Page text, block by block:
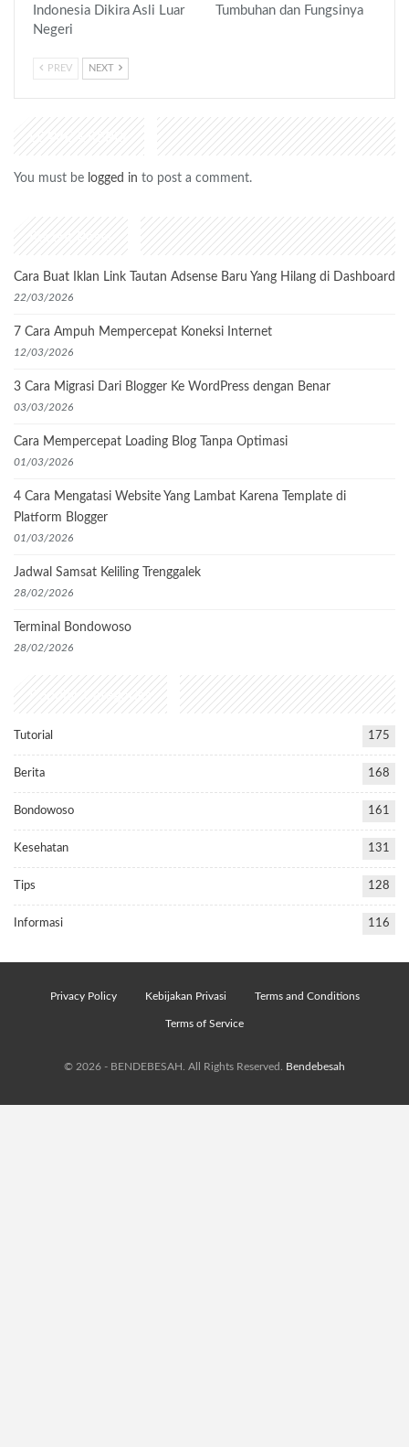
Indonesia Dikira Asli Luar
Negeri
Tumbuhan dan Fungsinya
PREV NEXT
LEAVE A REPLY
You must be logged in to post a comment.
Recent Posts
Cara Buat Iklan Link Tautan Adsense Baru Yang Hilang di Dashboard
22/03/2026
7 Cara Ampuh Mempercepat Koneksi Internet
12/03/2026
3 Cara Migrasi Dari Blogger Ke WordPress dengan Benar
03/03/2026
Cara Mempercepat Loading Blog Tanpa Optimasi
01/03/2026
4 Cara Mengatasi Website Yang Lambat Karena Template di
Platform Blogger
01/03/2026
Jadwal Samsat Keliling Trenggalek
28/02/2026
Terminal Bondowoso
28/02/2026
Popular Categories
Tutorial 175
Berita 168
Bondowoso 161
Kesehatan 131
Tips 128
Informasi 116
Privacy Policy Kebijakan Privasi Terms and Conditions
Terms of Service
© 2026 - BENDEBESAH. All Rights Reserved. Bendebesah